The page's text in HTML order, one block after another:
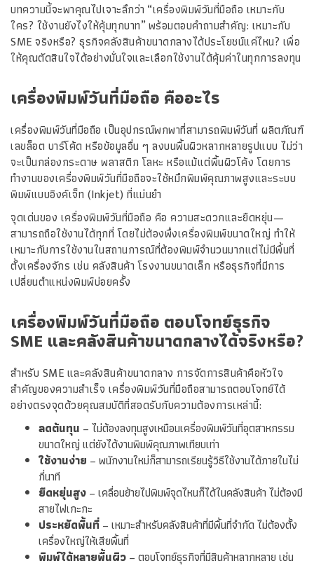
บทความนี้จะพาคุณไปเจาะลึกว่า “เครื่องพิมพ์วันที่มือถือ เหมาะกับ
ใคร? ใช้งานยังไงให้คุ้มทุกบาท” พร้อมตอบคำถามสำคัญ: เหมาะกับ
SME จริงหรือ? ธุรกิจคลังสินค้าขนาดกลางได้ประโยชน์แค่ไหน? เพื่อ
ให้คุณตัดสินใจได้อย่างมั่นใจและเลือกใช้งานได้คุ้มค่าในทุกการลงทุน
เครื่องพิมพ์วันที่มือถือ คืออะไร
เครื่องพิมพ์วันที่มือถือ เป็นอุปกรณ์พกพาที่สามารถพิมพ์วันที่ ผลิตภัณฑ์
เลขล็อต บาร์โค้ด หรือข้อมูลอื่น ๆ ลงบนพื้นผิวหลากหลายรูปแบบ ไม่ว่า
จะเป็นกล่องกระดาษ พลาสติก โลหะ หรือแม้แต่พื้นผิวโค้ง โดยการ
ทำงานของเครื่องพิมพ์วันที่มือถือจะใช้หมึกพิมพ์คุณภาพสูงและระบบ
พิมพ์แบบอิงค์เจ็ท (Inkjet) ที่แม่นยำ
จุดเด่นของ เครื่องพิมพ์วันที่มือถือ คือ ความสะดวกและยืดหยุ่น—
สามารถถือใช้งานได้ทุกที่ โดยไม่ต้องพึ่งเครื่องพิมพ์ขนาดใหญ่ ทำให้
เหมาะกับการใช้งานในสถานการณ์ที่ต้องพิมพ์จำนวนมากแต่ไม่มีพื้นที่
ตั้งเครื่องจักร เช่น คลังสินค้า โรงงานขนาดเล็ก หรือธุรกิจที่มีการ
เปลี่ยนตำแหน่งพิมพ์บ่อยครั้ง
เครื่องพิมพ์วันที่มือถือ ตอบโจทย์ธุรกิจ
SME และคลังสินค้าขนาดกลางได้จริงหรือ?
สำหรับ SME และคลังสินค้าขนาดกลาง การจัดการสินค้าคือหัวใจ
สำคัญของความสำเร็จ เครื่องพิมพ์วันที่มือถือสามารถตอบโจทย์ได้
อย่างตรงจุดด้วยคุณสมบัติที่สอดรับกับความต้องการเหล่านี้:
ลดต้นทุน – ไม่ต้องลงทุนสูงเหมือนเครื่องพิมพ์วันที่อุตสาหกรรม
ขนาดใหญ่ แต่ยังได้งานพิมพ์คุณภาพเทียบเท่า
ใช้งานง่าย – พนักงานใหม่ก็สามารถเรียนรู้วิธีใช้งานได้ภายในไม่
กี่นาที
ยืดหยุ่นสูง– เคลื่อนย้ายไปพิมพ์จุดไหนก็ได้ในคลังสินค้า ไม่ต้องมี
สายไฟเกะกะ
ประหยัดพื้นที่– เหมาะสำหรับคลังสินค้าที่มีพื้นที่จำกัด ไม่ต้องตั้ง
เครื่องใหญ่ให้เสียพื้นที่
พิมพ์ได้หลายพื้นผิว– ตอบโจทย์ธุรกิจที่มีสินค้าหลากหลาย เช่น